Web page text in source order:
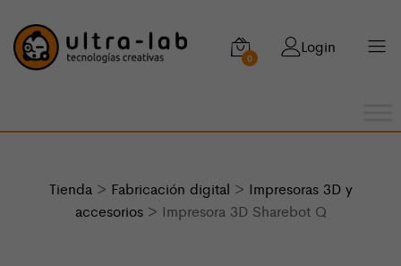
0
Login
Tienda> Fabricación digital > Impresoras 3D y
accesorios> Impresora 3D Sharebot Q